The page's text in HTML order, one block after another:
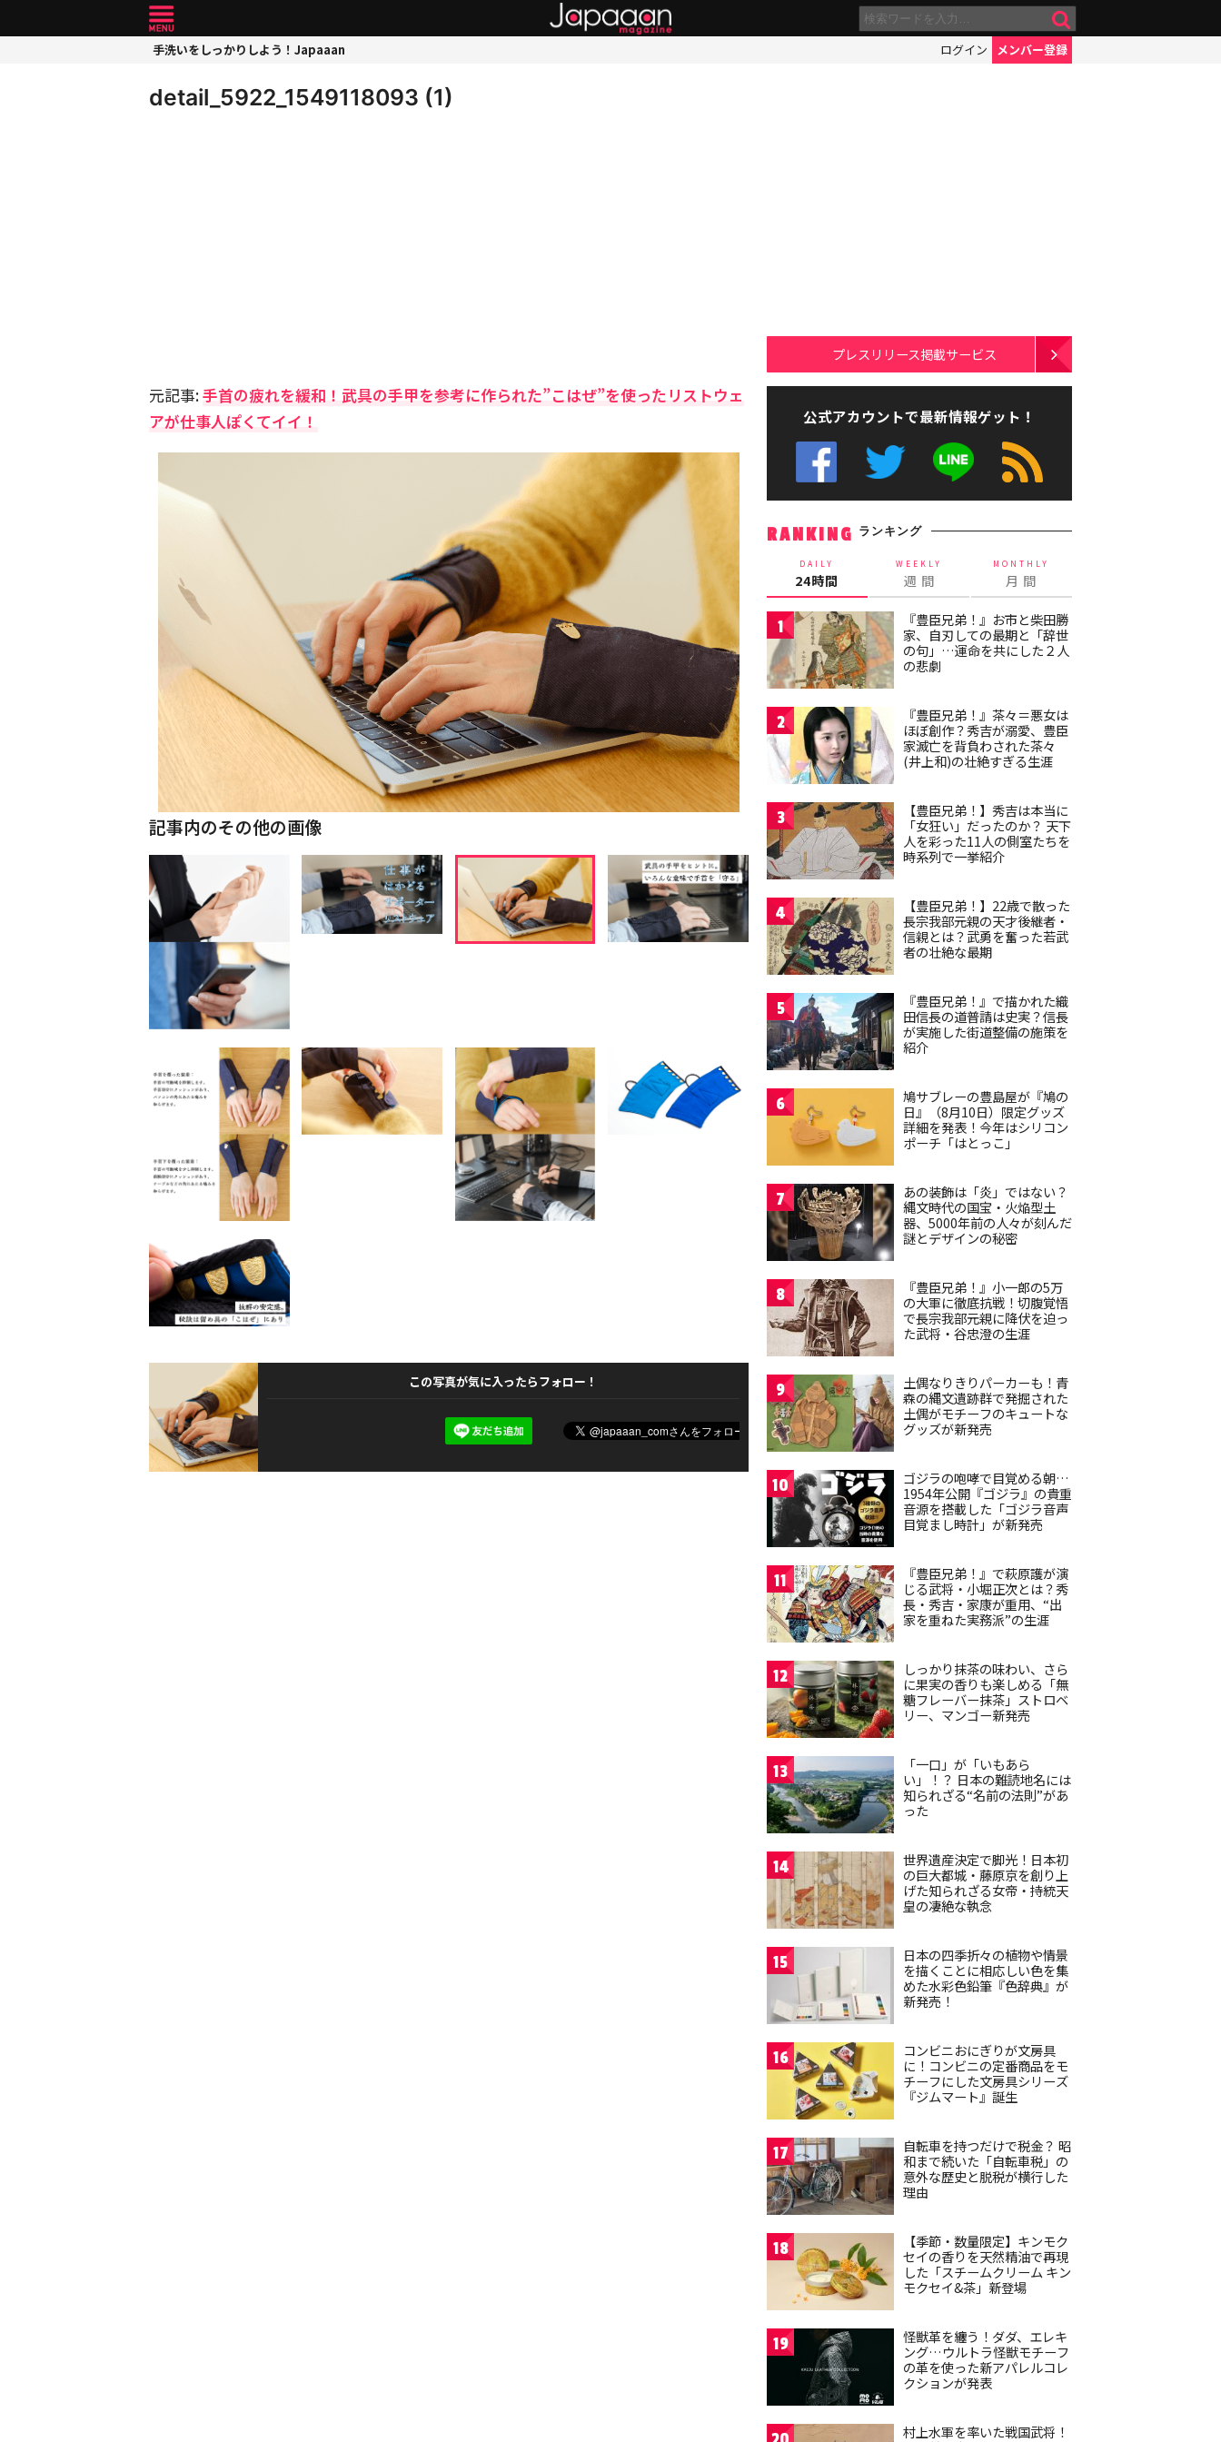
手洗いをしっかりしよう！Japaaan ログイン メンバー登録
detail_5922_1549118093 (1)
元記事:手首の疲れを緩和！武具の手甲を参考に作られた”こはぜ”を使ったリストウェ
アが仕事人ぽくてイイ！
記事内のその他の画像
この写真が気に入ったらフォロー！
プレスリリース掲載サービス
公式アカウントで最新情報ゲット！
RANKING ランキング
DAILY
24時間
WEEKLY
週 間
MONTHLY
月 間
1
『豊臣兄弟！』お市と柴田勝
家、自刃しての最期と「辞世
の句」…運命を共にした２人
の悲劇
2
『豊臣兄弟！』茶々＝悪女は
ほぼ創作？秀吉が溺愛、豊臣
家滅亡を背負わされた茶々
(井上和)の壮絶すぎる生涯
3
【豊臣兄弟！】秀吉は本当に
「女狂い」だったのか？ 天下
人を彩った11人の側室たちを
時系列で一挙紹介
4
【豊臣兄弟！】22歳で散った
長宗我部元親の天才後継者・
信親とは？武勇を奮った若武
者の壮絶な最期
5
『豊臣兄弟！』で描かれた織
田信長の道普請は史実？信長
が実施した街道整備の施策を
紹介
6
鳩サブレーの豊島屋が『鳩の
日』（8月10日）限定グッズ
詳細を発表！今年はシリコン
ポーチ「はとっこ」
7
あの装飾は「炎」ではない？
縄文時代の国宝・火焔型土
器、5000年前の人々が刻んだ
謎とデザインの秘密
8
『豊臣兄弟！』小一郎の5万
の大軍に徹底抗戦！切腹覚悟
で長宗我部元親に降伏を迫っ
た武将・谷忠澄の生涯
9
土偶なりきりパーカーも！青
森の縄文遺跡群で発掘された
土偶がモチーフのキュートな
グッズが新発売
10
ゴジラの咆哮で目覚める朝…
1954年公開『ゴジラ』の貴重
音源を搭載した「ゴジラ音声
目覚まし時計」が新発売
11
『豊臣兄弟！』で萩原護が演
じる武将・小堀正次とは？秀
長・秀吉・家康が重用、“出
家を重ねた実務派”の生涯
12
しっかり抹茶の味わい、さら
に果実の香りも楽しめる「無
糖フレーバー抹茶」ストロベ
リー、マンゴー新発売
13
「一口」が「いもあら
い」！？ 日本の難読地名には
知られざる“名前の法則”があ
った
14
世界遺産決定で脚光！日本初
の巨大都城・藤原京を創り上
げた知られざる女帝・持統天
皇の凄絶な執念
15
日本の四季折々の植物や情景
を描くことに相応しい色を集
めた水彩色鉛筆『色辞典』が
新発売！
16
コンビニおにぎりが文房具
に！コンビニの定番商品をモ
チーフにした文房具シリーズ
『ジムマート』誕生
17
自転車を持つだけで税金？ 昭
和まで続いた「自転車税」の
意外な歴史と脱税が横行した
理由
18
【季節・数量限定】キンモク
セイの香りを天然精油で再現
した「スチームクリーム キン
モクセイ&茶」新登場
19
怪獣革を纏う！ダダ、エレキ
ング…ウルトラ怪獣モチーフ
の革を使った新アパレルコレ
クションが発表
村上水軍を率いた戦国武将！